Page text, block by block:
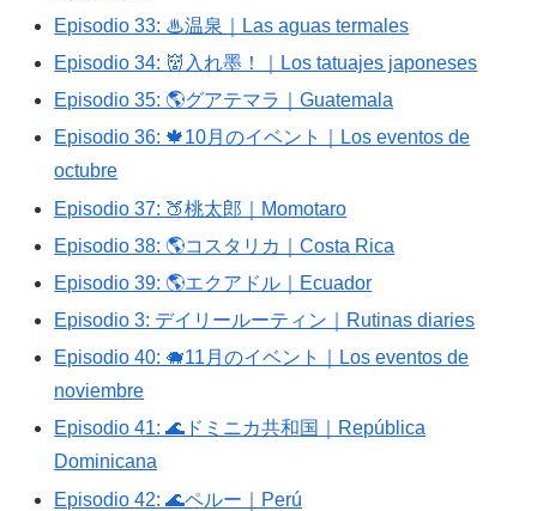
Episodio 33: ♨温泉｜Las aguas termales
Episodio 34: 👹入れ墨！｜Los tatuajes japoneses
Episodio 35: 🌎グアテマラ｜Guatemala
Episodio 36: 🍁10月のイベント｜Los eventos de
octubre
Episodio 37: 🍑桃太郎｜Momotaro
Episodio 38: 🌎コスタリカ｜Costa Rica
Episodio 39: 🌎エクアドル｜Ecuador
Episodio 3: デイリールーティン｜Rutinas diaries
Episodio 40: 🐗11月のイベント｜Los eventos de
noviembre
Episodio 41: 🌊ドミニカ共和国｜República
Dominicana
Episodio 42: 🌊ペルー｜Perú